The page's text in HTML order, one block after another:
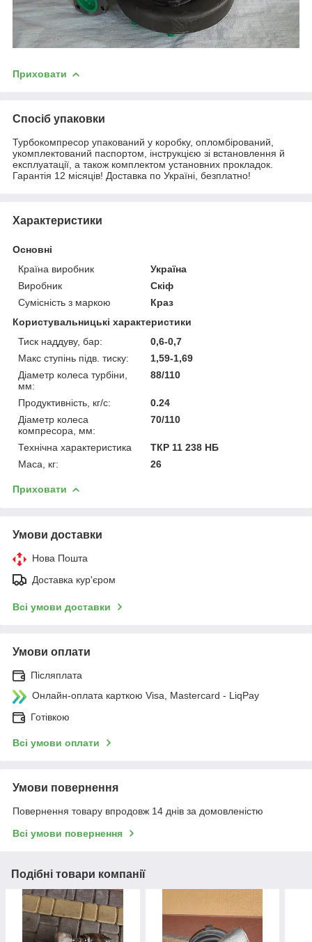
Приховати
Спосіб упаковки
Турбокомпресор упакований у коробку, опломбірований,
укомплектований паспортом, інструкцією зі встановлення й
експлуатації, а також комплектом установних прокладок.
Гарантія 12 місяців! Доставка по Україні, безплатно!
Характеристики
Основні
Країна виробник
Україна
Виробник
Скіф
Сумісність з маркою
Краз
Користувальницькі характеристики
Тиск наддуву, бар:
0,6-0,7
Макс ступінь підв. тиску:
1,59-1,69
Діаметр колеса турбіни,
мм:
88/110
Продуктивність, кг/с:
0.24
Діаметр колеса
компресора, мм:
70/110
Технічна характеристика
ТКР 11 238 НБ
Маса, кг:
26
Приховати
Умови доставки
Нова Пошта
Доставка кур'єром
Всі умови доставки
Умови оплати
Післяплата
Онлайн-оплата карткою Visa, Mastercard - LiqPay
Готівкою
Всі умови оплати
Умови повернення
Повернення товару впродовж 14 днів за домовленістю
Всі умови повернення
Подібні товари компанії